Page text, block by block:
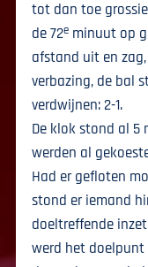
tot dan toe
de 72e minuut op
afstand uit en
verbazing, de bal
verdwijnen: 2-1.
De klok stond al 5
werden al
Had er gefloten
stond er iemand
doeltreffende
werd het doelpunt